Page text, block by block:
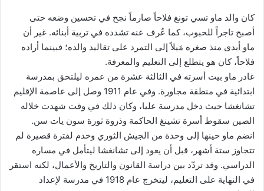
كان والد ماو تسي تونغ فلاحاً صارماً نجح في تحسين وضعه حتى
أصبح تاجراً للحبوب، كما عُرف عنه تشدده في تربية أبنائه. غير أن
ماو أبدى منذ صغره مَيلاً إلى التمرد على تقاليد والده؛ فبينما أراده
فلاحاً، كان هو يتطلع إلى التعليم والمعرفة.
غادر ماو بيت أسرته في الثالثة عشرة من عمره ليلتحق بمدرسة
ابتدائية في منطقة مجاورة. وفي عام 1911 وصل إلى عاصمة الإقليم
تشانغشا حيث دخل مدرسة عليا، وكان ذلك في وقت شهدت خلاله
الصين سقوط أسرة تشينغ الحاكمة وذروة ثورة سون يات سن.
انضم ماو حينها إلى وحدة من الجيش الثوري وخدم لفترة قصيرة لم
تتجاوز ستة أشهر، قبل أن يعود إلى تشانغشا ليتأمل في مساره
الدراسي. وقد تردّد بين دراسة القانون والتاريخ والأعمال، لكنه استقر
في النهاية على التعليم، ليتخرج عام 1918 في مدرسة لإعداد